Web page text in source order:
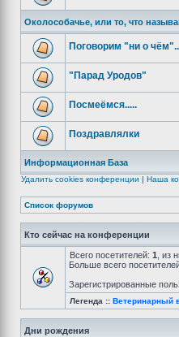
Околособачье, или то, что
Поговорим "ни о
"Парад Уродов"
Посмеёмся.....
Поздравлялки
Информационная База
Удалить cookies конференции | Наша
Список форумов
Кто сейчас на конференции
Всего посетителей: 1 , из
Больше всего
Зарегистрированные
Легенда :: Ветеринарный
Дни рождения